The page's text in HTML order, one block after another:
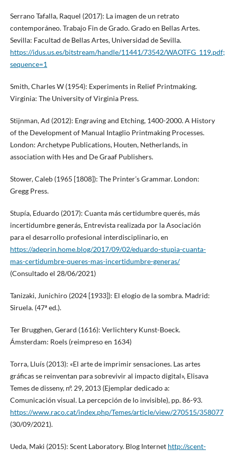
Serrano Tafalla, Raquel (2017): La imagen de un retrato
contemporáneo. Trabajo Fin de Grado. Grado en Bellas Artes.
Sevilla: Facultad de Bellas Artes, Universidad de Sevilla.
https://idus.us.es/bitstream/handle/11441/73542/
sequence=1
Smith, Charles W (1954): Experiments in Relief Printmaking.
Virginia: The University of Virginia Press.
Stijnman, Ad (2012): Engraving and Etching, 1400-2000. A History
of the Development of Manual Intaglio Printmaking Processes.
London: Archetype Publications, Houten, Netherlands, in
association with Hes and De Graaf Publishers.
Stower, Caleb (1965 [1808]): The Printer’s Grammar. London:
Gregg Press.
Stupía, Eduardo (2017): Cuanta más certidumbre querés, más
incertidumbre generás, Entrevista realizada por la Asociación
para el desarrollo profesional interdisciplinario, en
https://adeprin.home.blog/2017/09/02/eduardo-stupia-cuanta-
mas-certidumbre-queres-mas-incertidumbre-generas/
(Consultado el 28/06/2021)
Tanizaki, Junichiro (2024 [1933]): El elogio de la sombra. Madrid:
Siruela. (47ª ed.).
Ter Brugghen, Gerard (1616): Verlichtery Kunst-Boeck.
Ámsterdam: Roels (reimpreso en 1634)
Torra, Lluís (2013): «El arte de imprimir sensaciones. Las artes
gráficas se reinventan para sobrevivir al impacto digital», Elisava
Temes de disseny, nº. 29, 2013 (Ejemplar dedicado a:
Comunicación visual. La percepción de lo invisible), pp. 86-93.
https://www.raco.cat/index.php/Temes/article/view/270515/358077
(30/09/2021).
Ueda, Maki (2015): Scent Laboratory. Blog Internet http://scent-